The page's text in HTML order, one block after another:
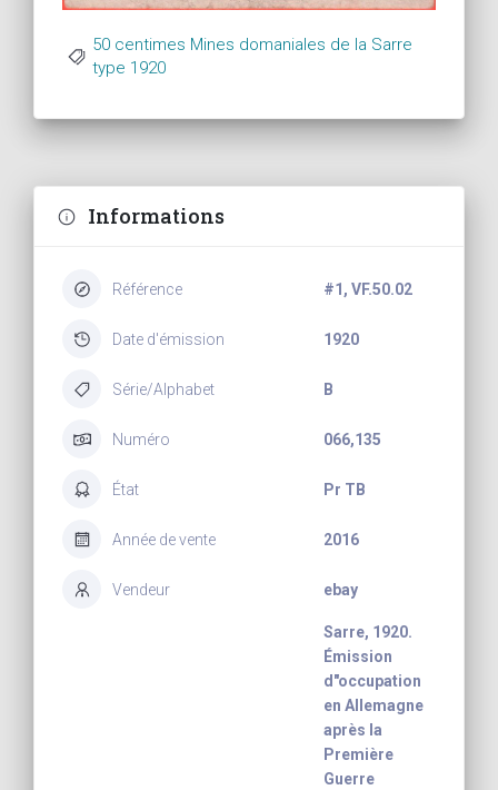
50 centimes Mines domaniales de la Sarre
type 1920
Informations
Référence #1, VF.50.02
Date d'émission 1920
Série/Alphabet B
Numéro 066,135
État Pr TB
Année de vente 2016
Vendeur ebay
Sarre, 1920.
Émission
d"occupation
en Allemagne
après la
Première
Guerre